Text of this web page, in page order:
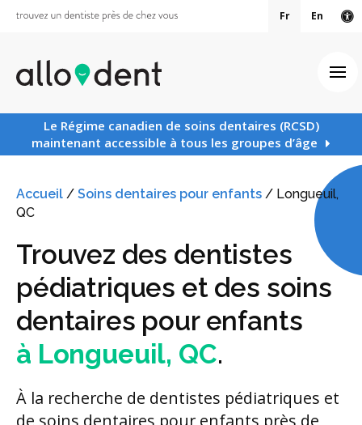
Fr En
Le Régime canadien de soins dentaires (RCSD)
maintenant accessible à tous les groupes d’âge
Accueil / Soins dentaires pour enfants / Longueuil,
QC
Trouvez des dentistes
pédiatriques et des soins
dentaires pour enfants
à Longueuil, QC.
À la recherche de dentistes pédiatriques et
de soins dentaires pour enfants près de